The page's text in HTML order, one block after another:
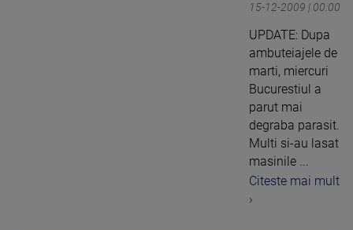
15-12-2009 | 00:00
UPDATE: Dupa
ambuteiajele de
marti, miercuri
Bucurestiul a
parut mai
degraba parasit.
Multi si-au lasat
masinile ...
Citeste mai mult
›